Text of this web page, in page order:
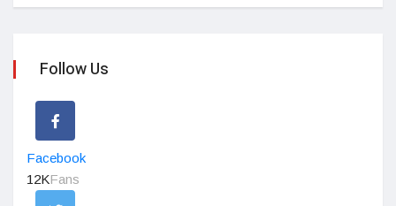
Follow Us
Facebook
12KFans